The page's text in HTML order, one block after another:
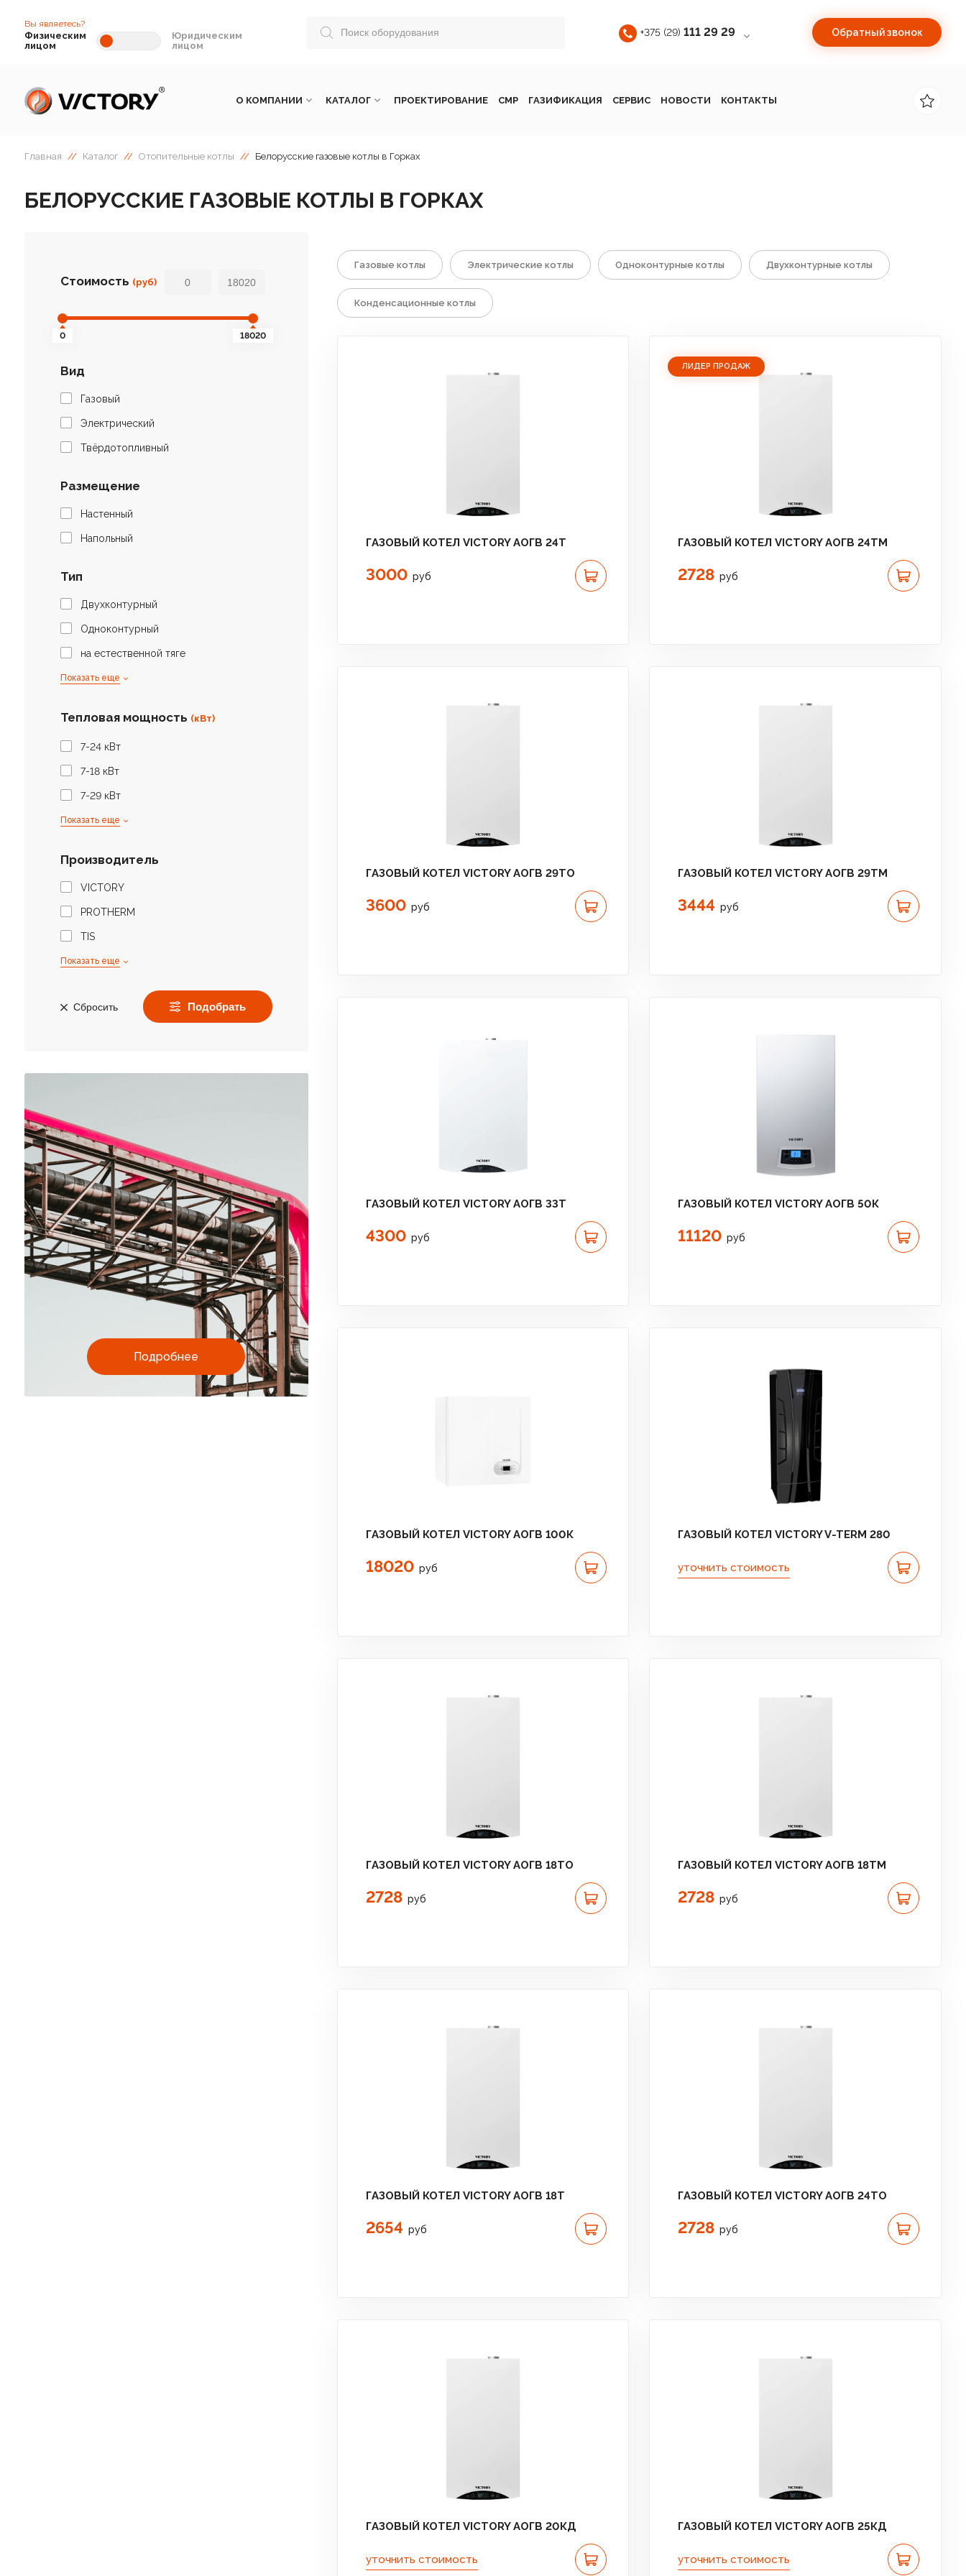
Вы являетесь?
Физическим
лицом
Юридическим
лицом
+375 (29) 111 29 29 Обратный звонок
О КОМПАНИИ КАТАЛОГ ПРОЕКТИРОВАНИЕ СМР ГАЗИФИКАЦИЯ СЕРВИС НОВОСТИ КОНТАКТЫ
Главная // Каталог // Отопительные котлы // Белорусские газовые котлы в Горках
БЕЛОРУССКИЕ ГАЗОВЫЕ КОТЛЫ В ГОРКАХ
Стоимость (руб)
0 18020
Вид
Газовый
Электрический
Твёрдотопливный
Размещение
Настенный
Напольный
Тип
Двухконтурный
Одноконтурный
на естественной тяге
Показать еще
Тепловая мощность (кВт)
7-24 кВт
7-18 кВт
7-29 кВт
Показать еще
Производитель
VICTORY
PROTHERM
TIS
Показать еще
Сбросить Подобрать
Подробнее
Газовые котлы Электрические котлы Одноконтурные котлы Двухконтурные котлы
Конденсационные котлы
ГАЗОВЫЙ КОТЕЛ VICTORY АОГВ 24T
3000 руб
ЛИДЕР ПРОДАЖ
ГАЗОВЫЙ КОТЕЛ VICTORY АОГВ 24TM
2728 руб
ГАЗОВЫЙ КОТЕЛ VICTORY АОГВ 29TO
3600 руб
ГАЗОВЫЙ КОТЕЛ VICTORY АОГВ 29TM
3444 руб
ГАЗОВЫЙ КОТЕЛ VICTORY АОГВ 33T
4300 руб
ГАЗОВЫЙ КОТЕЛ VICTORY АОГВ 50К
11120 руб
ГАЗОВЫЙ КОТЕЛ VICTORY АОГВ 100К
18020 руб
ГАЗОВЫЙ КОТЕЛ VICTORY V-TERM 280
уточнить стоимость
ГАЗОВЫЙ КОТЕЛ VICTORY АОГВ 18TО
2728 руб
ГАЗОВЫЙ КОТЕЛ VICTORY АОГВ 18TМ
2728 руб
ГАЗОВЫЙ КОТЕЛ VICTORY АОГВ 18T
2654 руб
ГАЗОВЫЙ КОТЕЛ VICTORY АОГВ 24TО
2728 руб
ГАЗОВЫЙ КОТЕЛ VICTORY АОГВ 20КД
уточнить стоимость
ГАЗОВЫЙ КОТЕЛ VICTORY АОГВ 25КД
уточнить стоимость